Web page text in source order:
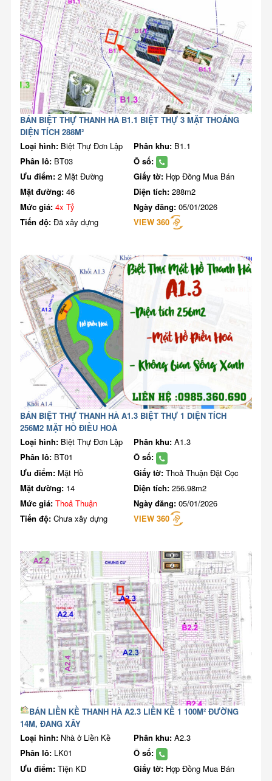
BÁN BIỆT THỰ THANH HÀ B1.1 BIỆT THỰ 3 MẶT THOÁNG
DIỆN TÍCH 288M²
Loại hình: Biệt Thự Đơn Lập Phân khu: B1.1
Phân lô: BT03
Ô số:
Ưu điểm: 2 Mặt Đường Giấy tờ: Hợp Đồng Mua Bán
Mặt đường: 46 Diện tích: 288m2
Mức giá: 4x Tỷ Ngày đăng: 05/01/2026
Tiến độ: Đã xây dựng VIEW 360
BÁN BIỆT THỰ THANH HÀ A1.3 BIỆT THỰ 1 DIỆN TÍCH
256M2 MẶT HỒ ĐIỀU HOÀ
Loại hình: Biệt Thự Đơn Lập Phân khu: A1.3
Phân lô: BT01
Ô số:
Ưu điểm: Mặt Hồ Giấy tờ: Thoả Thuận Đặt Cọc
Mặt đường: 14 Diện tích: 256.98m2
Mức giá: Thoả Thuận Ngày đăng: 05/01/2026
Tiến độ: Chưa xây dựng VIEW 360
BÁN LIỀN KỀ THANH HÀ A2.3 LIỀN KỀ 1 100M² ĐƯỜNG
14M, ĐANG XÂY
Loại hình: Nhà ở Liền Kề Phân khu: A2.3
Phân lô: LK01
Ô số:
Ưu điểm: Tiện KD Giấy tờ: Hợp Đồng Mua Bán